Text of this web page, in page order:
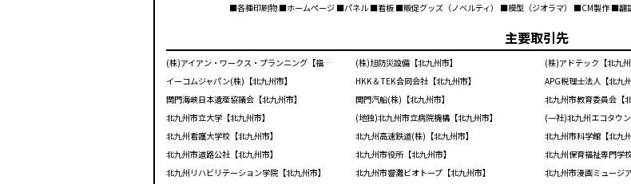
■各種印刷物 ■ホームページ ■パネル ■看板 ■販促グッズ（ノベルティ） ■模型（ジオラマ） ■CM製作 ■翻
主要取引先
(株)アイアン・ワークス・プランニング【福岡市】 (株)旭防災設備【北九州市】 (株)アドテック【北九州
イーコムジャパン(株)【北九州市】
HKK＆TEK合同会社【北九州市】 APG税理士法人【北九州
関門海峡日本遺産協議会【北九州市】
関門汽船(株)【北九州市】 北九州市教育委員会【北
北九州市立大学【北九州市】
(地独)北九州市立病院機構【北九州市】
北九州看護大学校【北九州市】
北九州高速鉄道(株)【北九州市】 北九州市科学館【北九州
北九州市道路公社【北九州市】
北九州市役所【北九州市】 北九州保育福祉専門学
北九州リハビリテーション学院【北九州市】
北九州市響灘ビオトープ【北九州市】 北九州市漫画ミュージ